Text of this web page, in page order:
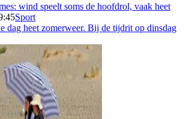
wind speelt soms de hoofdrol, vaak heet
Sport
dag heet zomerweer. Bij de tijdrit op dinsdag